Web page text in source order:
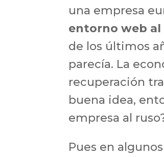
una empresa
entorno web al
de los últimos
parecía. La
recuperación
buena idea,
empresa al
Pues en